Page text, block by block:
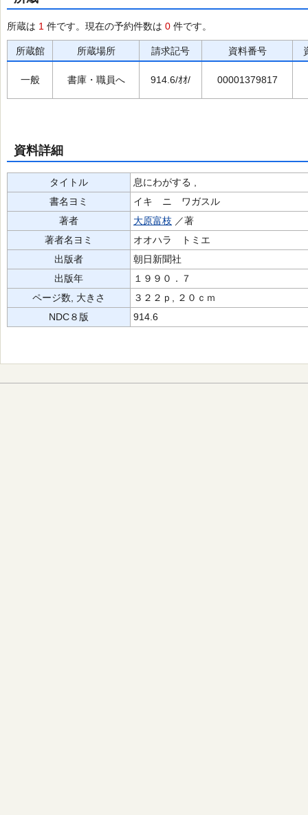
所蔵は 1 件です。現在の予約件数は 0 件です。
所蔵館 所蔵場所 請求記号 資料番号
一般 書庫・職員へ 914.6/ｵｵ/ 00001379817
資料詳細
タイトル
息にわがする ,
書名ヨミ
イキ ニ ワガスル
著者
大原富枝 ／著
著者名ヨミ
オオハラ トミエ
出版者
朝日新聞社
出版年
１９９０．７
ページ数, 大きさ
３２２ｐ, ２０ｃｍ
NDC８版
914.6